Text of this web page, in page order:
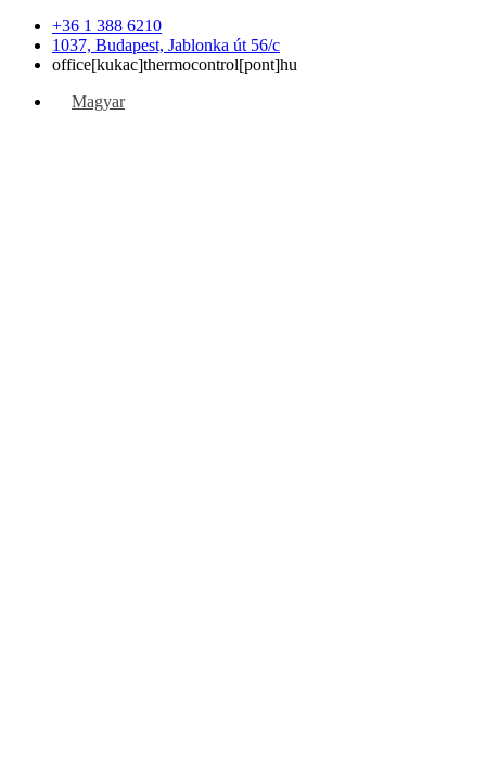
+36 1 388 6210
1037, Budapest, Jablonka út 56/c
office[kukac]thermocontrol[pont]hu
Magyar